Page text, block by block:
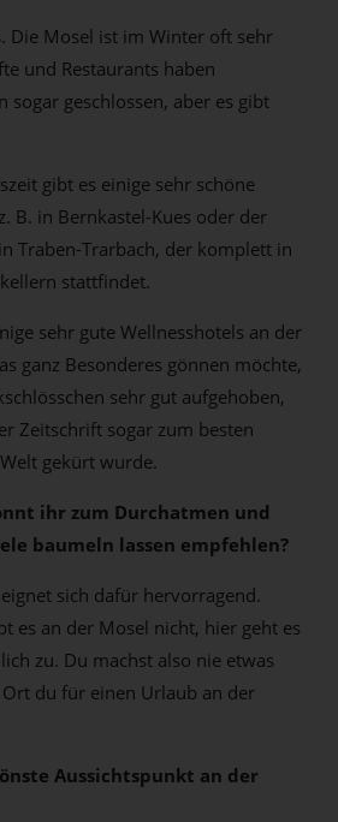
Die Mosel ist im Winter oft sehr
und Restaurants haben
sogar geschlossen, aber es gibt
gibt es einige sehr schöne
B. in Bernkastel-Kues oder der
Traben-Trarbach, der komplett in
stattfindet.
sehr gute Wellnesshotels an der
ganz Besonderes gönnen möchte,
sehr gut aufgehoben,
Zeitschrift sogar zum besten
gekürt wurde.
ihr zum Durchatmen und
baumeln lassen empfehlen?
sich dafür hervorragend.
es an der Mosel nicht, hier geht es
zu. Du machst also nie etwas
du für einen Urlaub an der
Aussichtspunkt an der